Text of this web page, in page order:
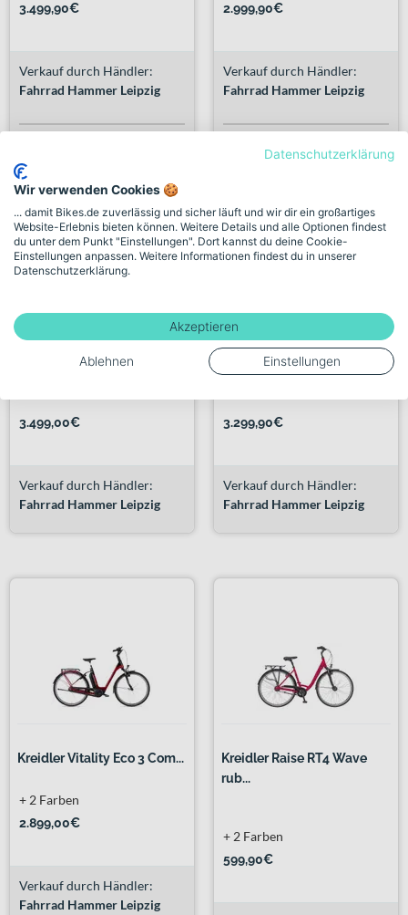
3.499,90€
Verkauf durch Händler:
Fahrrad Hammer Leipzig
2.999,90€
Verkauf durch Händler:
Fahrrad Hammer Leipzig
3.499,00€
Verkauf durch Händler:
Fahrrad Hammer Leipzig
3.299,90€
Verkauf durch Händler:
Fahrrad Hammer Leipzig
Kreidler Vitality Eco 3 Com...
2.899,00€
+ 2 Farben
Verkauf durch Händler:
Fahrrad Hammer Leipzig
Kreidler Raise RT4 Wave
rub...
599,90€
+ 2 Farben
Datenschutzerklärung
Wir verwenden Cookies 🍪
... damit Bikes.de zuverlässig und sicher läuft und wir dir ein großartiges
Website-Erlebnis bieten können. Weitere Details und alle Optionen findest
du unter dem Punkt "Einstellungen". Dort kannst du deine Cookie-
Einstellungen anpassen. Weitere Informationen findest du in unserer
Datenschutzerklärung.
Akzeptieren
Ablehnen Einstellungen